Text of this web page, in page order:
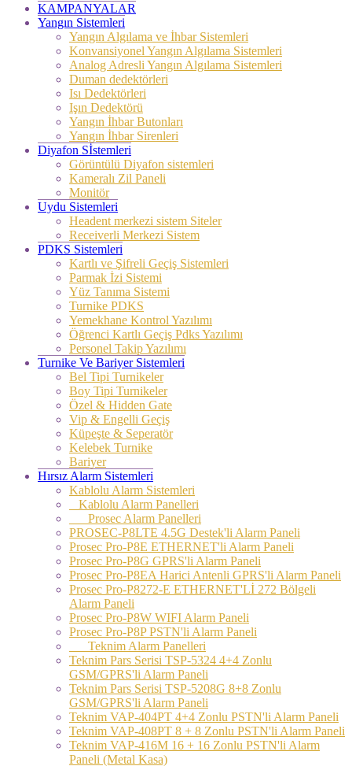
KAMPANYALAR
Yangın Sistemleri
Yangın Algılama ve İhbar Sistemleri
Konvansiyonel Yangın Algılama Sistemleri
Analog Adresli Yangın Algılama Sistemleri
Duman dedektörleri
Isı Dedektörleri
Işın Dedektörü
Yangın İhbar Butonları
Yangın İhbar Sirenleri
Diyafon Sİstemleri
Görüntülü Diyafon sistemleri
Kameralı Zil Paneli
Monitör
Uydu Sistemleri
Headent merkezi sistem Siteler
Receiverli Merkezi Sistem
PDKS Sistemleri
Kartlı ve Şifreli Geçiş Sistemleri
Parmak İzi Sistemi
Yüz Tanıma Sistemi
Turnike PDKS
Yemekhane Kontrol Yazılımı
Öğrenci Kartlı Geçiş Pdks Yazılımı
Personel Takip Yazılımı
Turnike Ve Bariyer Sistemleri
Bel Tipi Turnikeler
Boy Tipi Turnikeler
Özel & Hidden Gate
Vip & Engelli Geçiş
Küpeşte & Seperatör
Kelebek Turnike
Bariyer
Hırsız Alarm Sistemleri
Kablolu Alarm Sistemleri
Kablolu Alarm Panelleri
Prosec Alarm Panelleri
PROSEC-P8LTE 4.5G Destek'li Alarm Paneli
Prosec Pro-P8E ETHERNET'li Alarm Paneli
Prosec Pro-P8G GPRS'li Alarm Paneli
Prosec Pro-P8EA Harici Antenli GPRS'li Alarm Paneli
Prosec Pro-P8272-E ETHERNET'Lİ 272 Bölgeli
Alarm Paneli
Prosec Pro-P8W WIFI Alarm Paneli
Prosec Pro-P8P PSTN'li Alarm Paneli
Teknim Alarm Panelleri
Teknim Pars Serisi TSP-5324 4+4 Zonlu
GSM/GPRS'li Alarm Paneli
Teknim Pars Serisi TSP-5208G 8+8 Zonlu
GSM/GPRS'li Alarm Paneli
Teknim VAP-404PT 4+4 Zonlu PSTN'li Alarm Paneli
Teknim VAP-408PT 8 + 8 Zonlu PSTN'li Alarm Paneli
Teknim VAP-416M 16 + 16 Zonlu PSTN'li Alarm
Paneli (Metal Kasa)